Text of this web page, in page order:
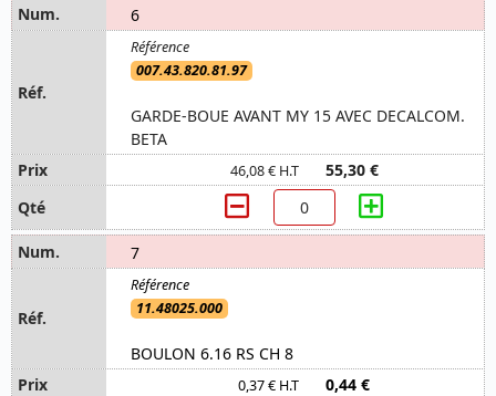
6
007.43.820.81.97
GARDE-BOUE AVANT MY 15 AVEC DECALCOM.
BETA
46,08 € H.T 55,30 €
7
11.48025.000
BOULON 6.16 RS CH 8
0,37 € H.T 0,44 €